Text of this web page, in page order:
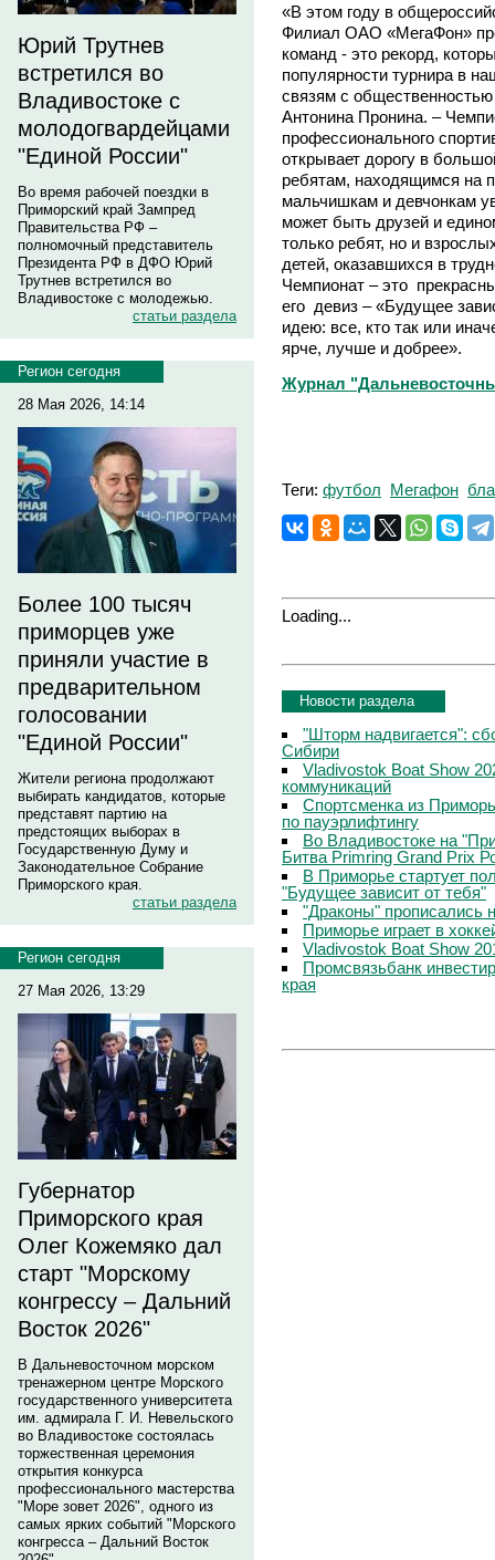
Юрий Трутнев
встретился во
Владивостоке с
молодогвардейцами
"Единой России"
Во время рабочей поездки в
Приморский край Зампред
Правительства РФ –
полномочный представитель
Президента РФ в ДФО Юрий
Трутнев встретился во
Владивостоке с молодежью.
статьи раздела
Регион сегодня
28 Мая 2026, 14:14
Более 100 тысяч
приморцев уже
приняли участие в
предварительном
голосовании
"Единой России"
Жители региона продолжают
выбирать кандидатов, которые
представят партию на
предстоящих выборах в
Государственную Думу и
Законодательное Собрание
Приморского края.
статьи раздела
Регион сегодня
27 Мая 2026, 13:29
Губернатор
Приморского края
Олег Кожемяко дал
старт "Морскому
конгрессу – Дальний
Восток 2026"
В Дальневосточном морском
тренажерном центре Морского
государственного университета
им. адмирала Г. И. Невельского
во Владивостоке состоялась
торжественная церемония
открытия конкурса
профессионального мастерства
"Море зовет 2026", одного из
самых ярких событий "Морского
конгресса – Дальний Восток
«В этом году в
Филиал ОАО «МегаФон»
команд - это рекорд,
популярности турнира в
связям с
Антонина Пронина. –
профессионального
открывает дорогу в
ребятам, находящимся на
мальчишкам и девчонкам
может быть друзей и
только ребят, но и
детей, оказавшихся в
Чемпионат – это
его девиз – «Будущее
идею: все, кто так или
ярче, лучше и добрее».
Журнал
Теги: футбол Мегафон
Loading...
Новости раздела
"Шторм надвигается":
Сибири
Vladivostok Boat Show
коммуникаций
Спортсменка из
по пауэрлифтингу
Во Владивостоке на
Битва Primring Grand Prix
В Приморье стартует
"Будущее зависит от тебя"
"Драконы" прописались
Приморье играет в
Vladivostok Boat Show
Промсвязьбанк
края